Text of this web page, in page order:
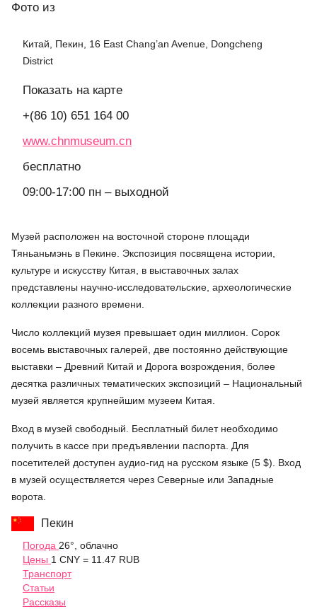
Фото из
Китай, Пекин, 16 East Chang’an Avenue, Dongcheng
District
Показать на карте
+(86 10) 651 164 00
www.chnmuseum.cn
бесплатно
09:00-17:00 пн – выходной
Музей расположен на восточной стороне площади
Тяньаньмэнь в Пекине. Экспозиция посвящена истории,
культуре и искусству Китая, в выставочных залах
представлены научно-исследовательские, археологические
коллекции разного времени.
Число коллекций музея превышает один миллион. Сорок
восемь выставочных галерей, две постоянно действующие
выставки – Древний Китай и Дорога возрождения, более
десятка различных тематических экспозиций – Национальный
музей является крупнейшим музеем Китая.
Вход в музей свободный. Бесплатный билет необходимо
получить в кассе при предъявлении паспорта. Для
посетителей доступен аудио-гид на русском языке (5 $). Вход
в музей осуществляется через Северные или Западные
ворота.
Пекин
Погода 26°, облачно
Цены 1 CNY = 11.47 RUB
Транспорт
Статьи
Рассказы